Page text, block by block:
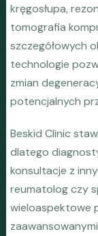
kręgosłupa,
tomografia
szczegółowych
technologie
zmian
potencjalnych
Beskid Clinic
dlatego
konsultacje z
reumatolog czy
wieloaspektowe